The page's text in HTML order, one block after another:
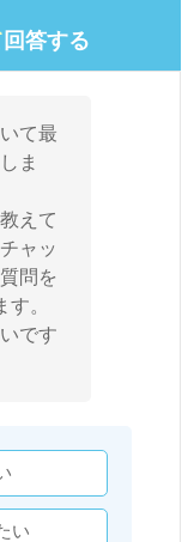
回答する
て最
ま
えて
ャッ
問を
。
です
い